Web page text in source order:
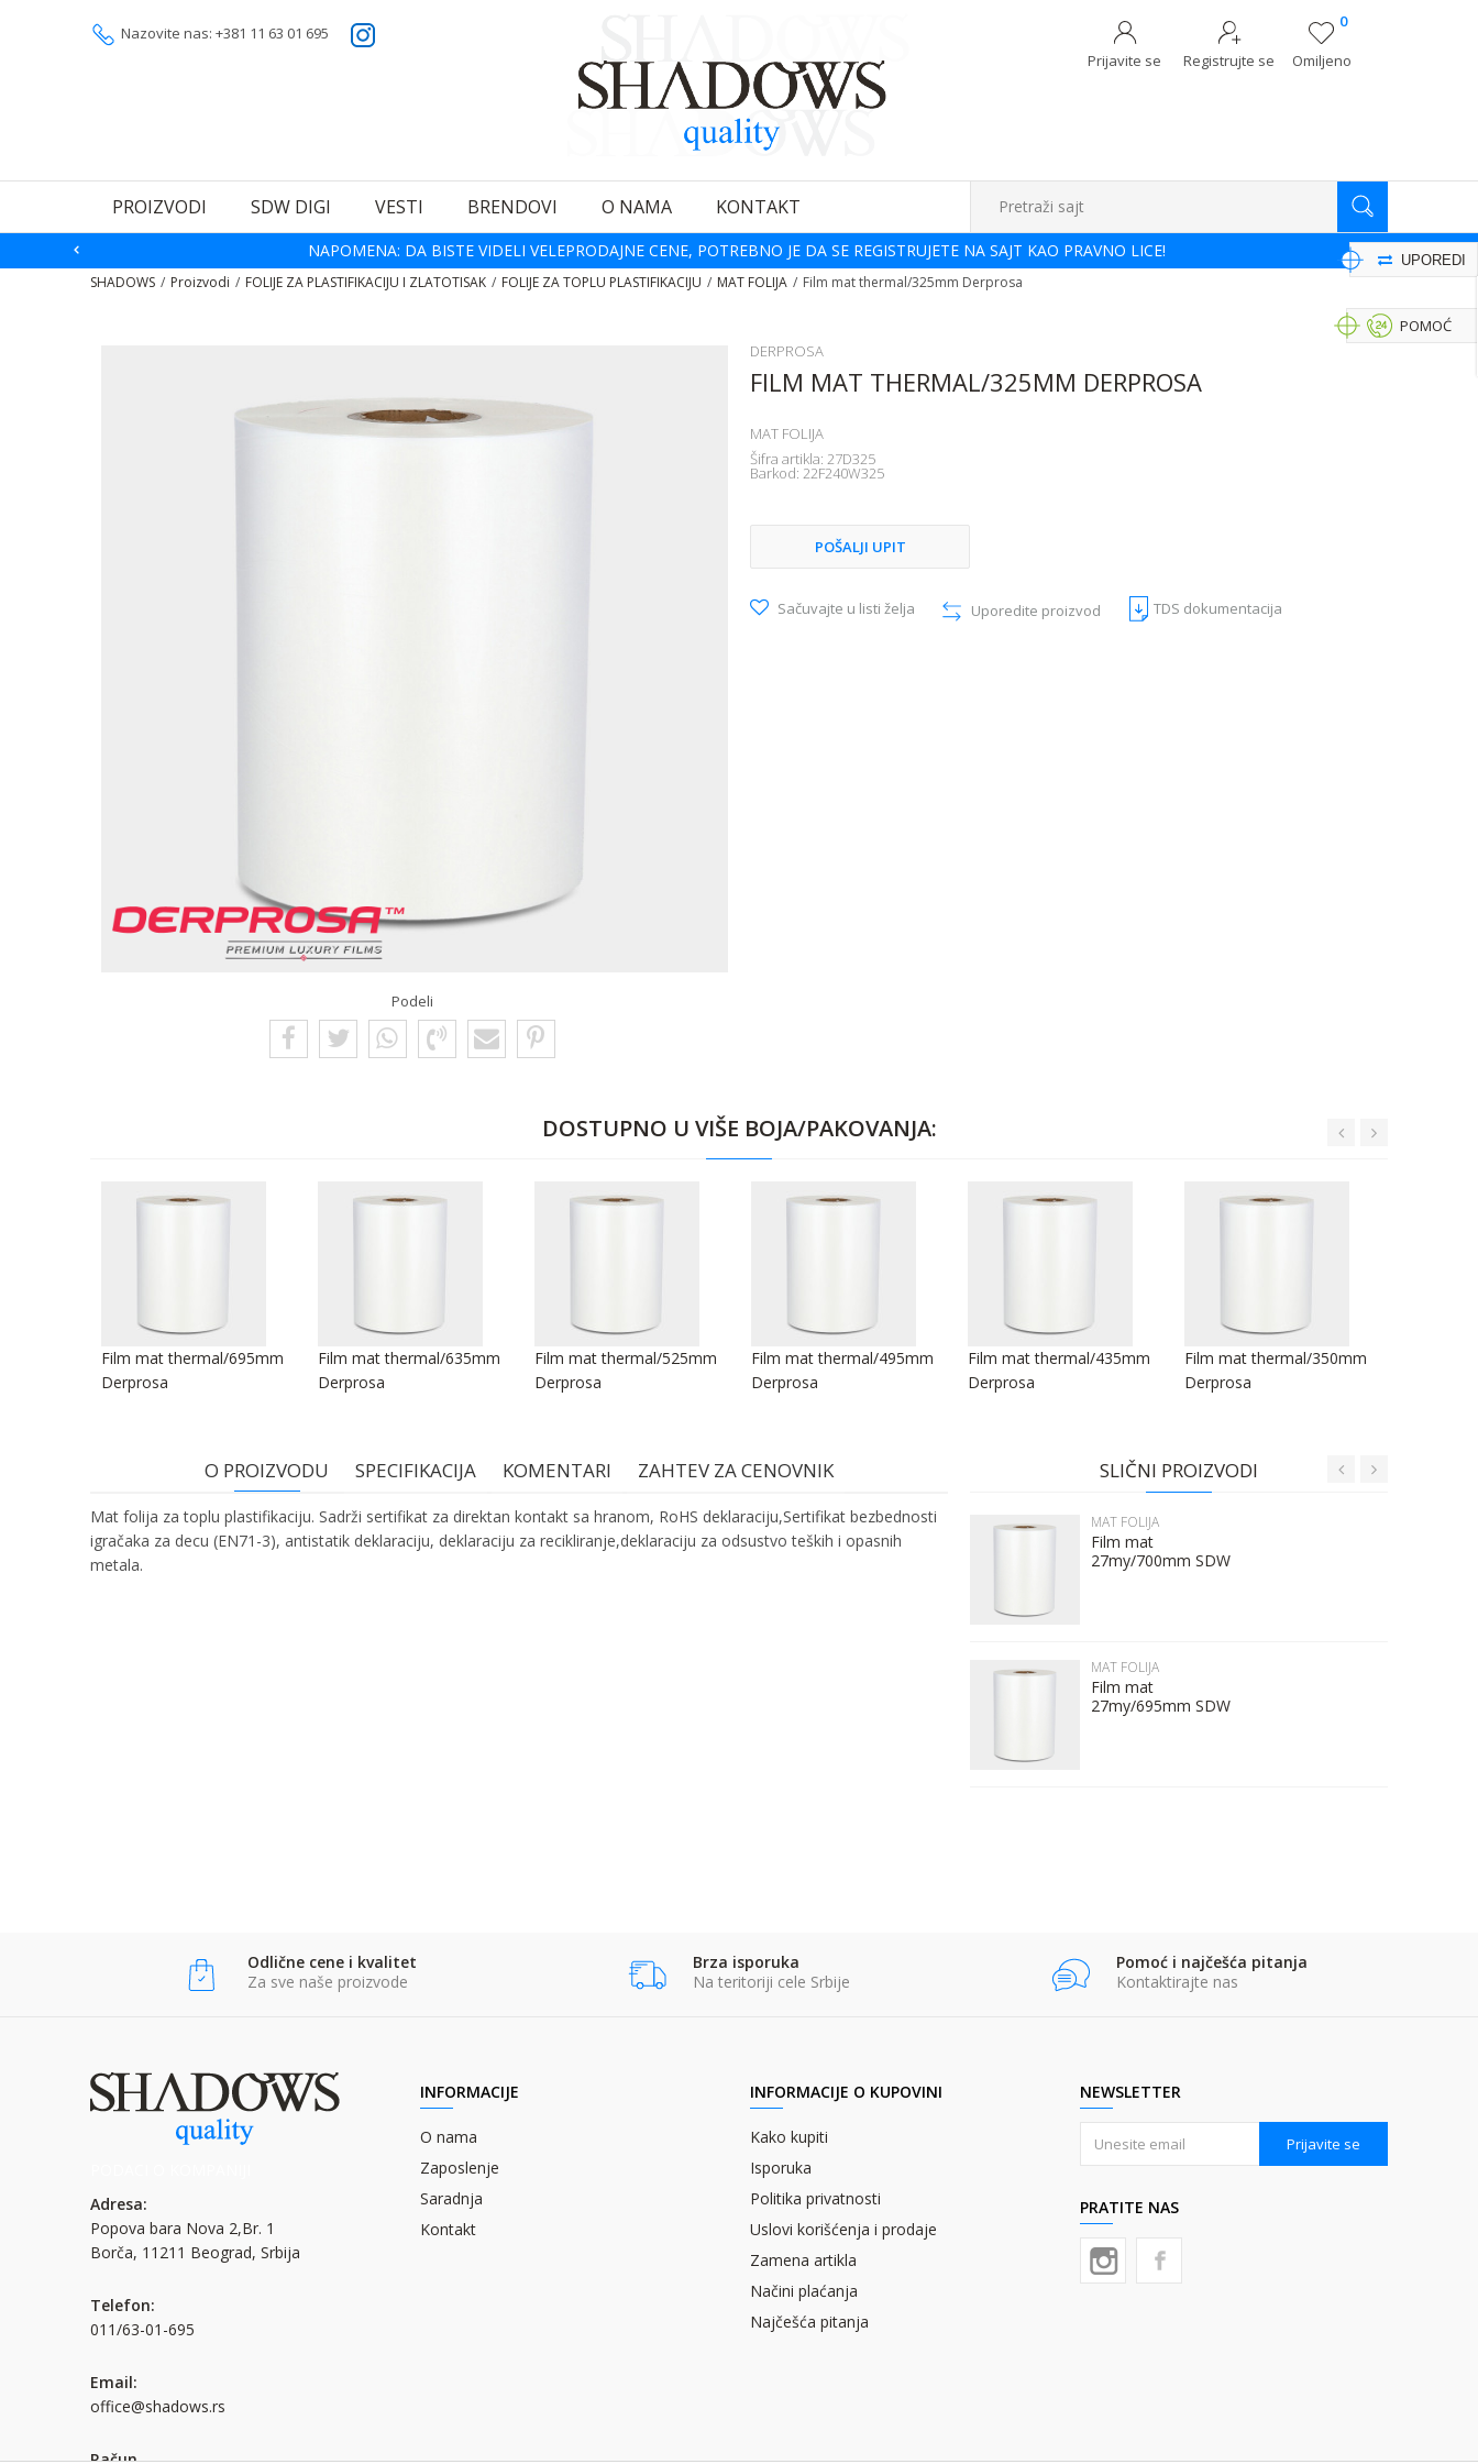
Nazovite nas: +381 11 63 01 695
Omiljeno
0
Prijavite se
Registrujte se
PROIZVODI SDW DIGI VESTI BRENDOVI O NAMA KONTAKT Pretraži sajt
NAPOMENA: DA BISTE VIDELI VELEPRODAJNE CENE, POTREBNO JE DA SE REGISTRUJETE NA SAJT KAO PRAVNO LICE!
SHADOWS Proizvodi FOLIJE ZA PLASTIFIKACIJU I ZLATOTISAK FOLIJE ZA TOPLU PLASTIFIKACIJU MAT FOLIJA Film mat thermal/325mm Derprosa
UPOREDI
Podeli
DERPROSA
FILM MAT THERMAL/325MM DERPROSA
MAT FOLIJA
Šifra artikla: 27D325
Barkod: 22F240W325
POŠALJI UPIT
Sačuvajte u listi želja Uporedite proizvod TDS dokumentacija
POMOĆ
DOSTUPNO U VIŠE BOJA/PAKOVANJA:
Film mat thermal/695mm
Derprosa
Film mat thermal/635mm
Derprosa
Film mat thermal/525mm
Derprosa
Film mat thermal/495mm
Derprosa
Film mat thermal/435mm
Derprosa
Film mat thermal/350mm
Derprosa
O PROIZVODU SPECIFIKACIJA KOMENTARI ZAHTEV ZA CENOVNIK
Mat folija za toplu plastifikaciju. Sadrži sertifikat za direktan kontakt sa hranom, RoHS deklaraciju,Sertifikat bezbednosti
igračaka za decu (EN71-3), antistatik deklaraciju, deklaraciju za recikliranje,deklaraciju za odsustvo teških i opasnih
metala.
SLIČNI PROIZVODI
MAT FOLIJA
Film mat
MAT FOLIJA
Film mat
27my/700mm SDW
MAT FOLIJA
Film mat
27my/695mm SDW
Odlične cene i kvalitet
Za sve naše proizvode
Brza isporuka
Na teritoriji cele Srbije
Pomoć i najčešća pitanja
Kontaktirajte nas
Adresa:
Popova bara Nova 2,Br. 1
Borča, 11211 Beograd, Srbija
Telefon:
011/63-01-695
Email:
office@shadows.rs
Račun
INFORMACIJE
O nama
Zaposlenje
Saradnja
Kontakt
INFORMACIJE O KUPOVINI
Kako kupiti
Isporuka
Politika privatnosti
Uslovi korišćenja i prodaje
Zamena artikla
Načini plaćanja
Najčešća pitanja
NEWSLETTER
Prijavite se
PRATITE NAS